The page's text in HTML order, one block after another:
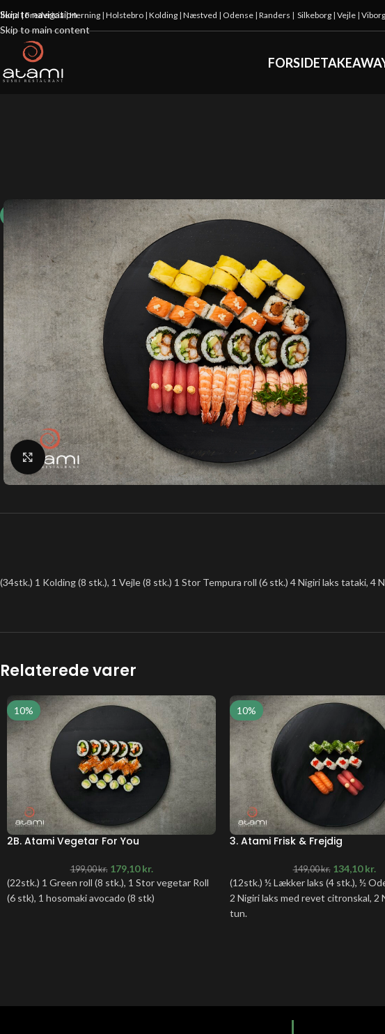
Skip to navigation
Skip to main content
|Fredericia|Herning | Holstebro | Kolding | Næstved | Odense | Randers | Silkeborg | Vejle | Viborg
FORSIDE
Klik for at forstørre
(34stk.) 1 Kolding (8 stk.), 1 Vejle (8 stk.) 1 Stor Tempura roll (6 stk.) 4 Nigiri laks tataki, 4
Relaterede varer
10%
2B. Atami Vegetar For You
199,00kr. 179,10kr.
(22stk.) 1 Green roll (8 stk.), 1 Stor vegetar Roll
(6 stk), 1 hosomaki avocado (8 stk)
10%
3. Atami Frisk & Frejdig
149,00kr. 134,10kr.
(12stk.) ½ Lækker laks (4 stk.), ½
2 Nigiri laks med revet citronskal, 2
tun.